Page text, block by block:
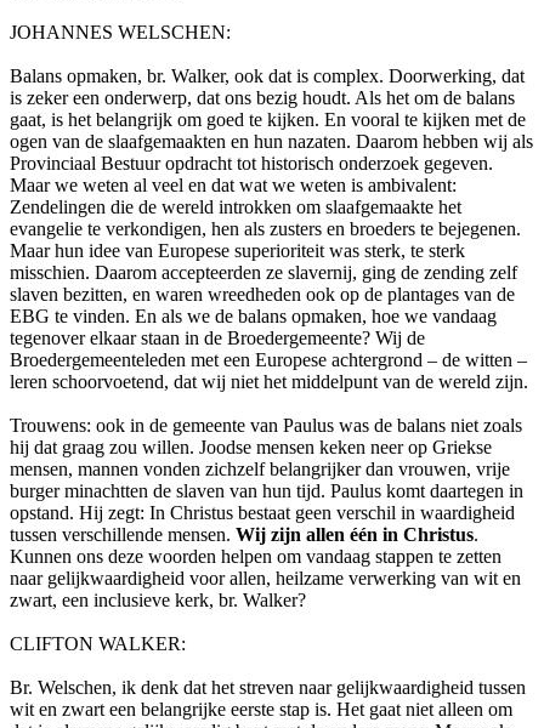
JOHANNES WELSCHEN:
Balans opmaken, br. Walker, ook dat is complex. Doorwerking, dat
is zeker een onderwerp, dat ons bezig houdt. Als het om de balans
gaat, is het belangrijk om goed te kijken. En vooral te kijken met de
ogen van de slaafgemaakten en hun nazaten. Daarom hebben wij als
Provinciaal Bestuur opdracht tot historisch onderzoek gegeven.
Maar we weten al veel en dat wat we weten is ambivalent:
Zendelingen die de wereld introkken om slaafgemaakte het
evangelie te verkondigen, hen als zusters en broeders te bejegenen.
Maar hun idee van Europese superioriteit was sterk, te sterk
misschien. Daarom accepteerden ze slavernij, ging de zending zelf
slaven bezitten, en waren wreedheden ook op de plantages van de
EBG te vinden. En als we de balans opmaken, hoe we vandaag
tegenover elkaar staan in de Broedergemeente? Wij de
Broedergemeenteleden met een Europese achtergrond – de witten –
leren schoorvoetend, dat wij niet het middelpunt van de wereld zijn.
Trouwens: ook in de gemeente van Paulus was de balans niet zoals
hij dat graag zou willen. Joodse mensen keken neer op Griekse
mensen, mannen vonden zichzelf belangrijker dan vrouwen, vrije
burger minachtten de slaven van hun tijd. Paulus komt daartegen in
opstand. Hij zegt: In Christus bestaat geen verschil in waardigheid
tussen verschillende mensen. Wij zijn allen één in Christus.
Kunnen ons deze woorden helpen om vandaag stappen te zetten
naar gelijkwaardigheid voor allen, heilzame verwerking van wit en
zwart, een inclusieve kerk, br. Walker?
CLIFTON WALKER:
Br. Welschen, ik denk dat het streven naar gelijkwaardigheid tussen
wit en zwart een belangrijke eerste stap is. Het gaat niet alleen om